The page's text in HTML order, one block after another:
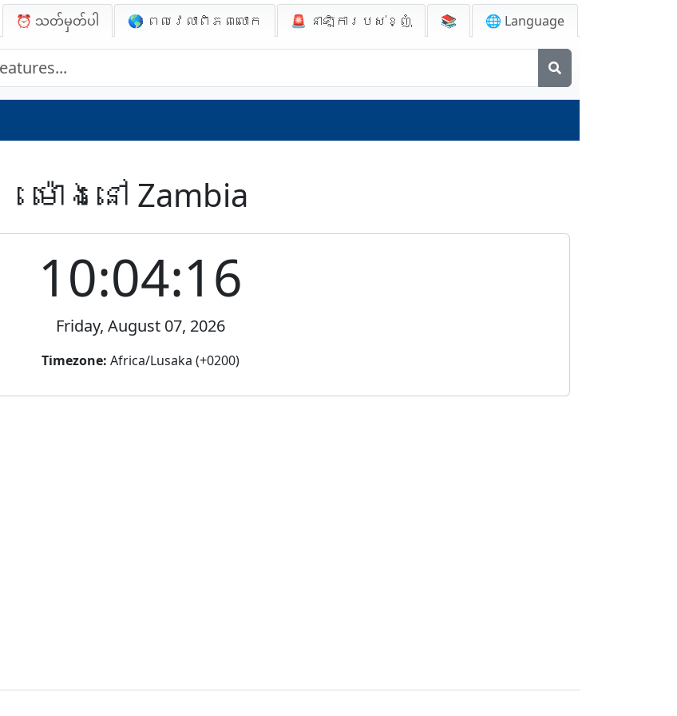
⏰ သတ်မှတ်ပါ 🌎 ពេលវេលាពិភពលោក 🚨 នាឡិការបស់ខ្ញុំ 📚 🌐 Language
ម៉ោងនៅ Zambia
10:04:16
Friday, August 07, 2026
Timezone: Africa/Lusaka (+0200)